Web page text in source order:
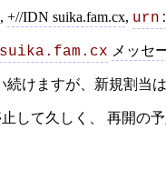
, +//IDN suika.fam.cx,
メッセ
けますが、新規割当は
して久しく、 再開の予